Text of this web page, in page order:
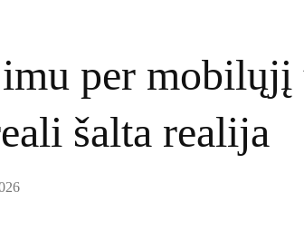
per mobilųjį
šalta realija